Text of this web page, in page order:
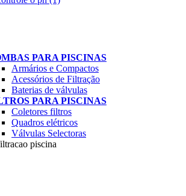
PARA PISCINAS
Armários e Compactos
Acessórios de Filtração
Baterias de válvulas
PARA PISCINAS
Coletores filtros
Quadros elétricos
Válvulas Selectoras